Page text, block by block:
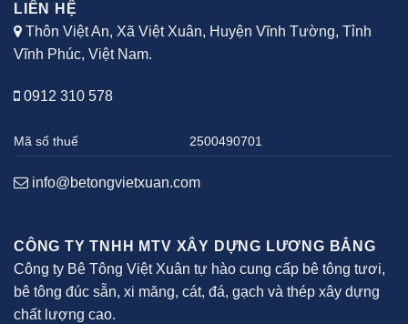
LIÊN HỆ
Thôn Việt An, Xã Việt Xuân, Huyện Vĩnh Tường, Tỉnh
Vĩnh Phúc, Việt Nam.
0912 310 578
Mã số thuế 2500490701
info@betongvietxuan.com
CÔNG TY TNHH MTV XÂY DỰNG LƯƠNG BẲNG
Công ty Bê Tông Việt Xuân tự hào cung cấp bê tông tươi,
bê tông đúc sẵn, xi măng, cát, đá, gạch và thép xây dựng
chất lượng cao.